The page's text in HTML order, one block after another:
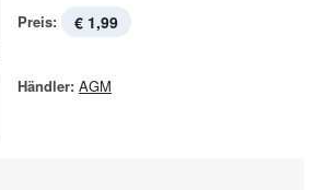
Preis: € 1,99
Händler: AGM